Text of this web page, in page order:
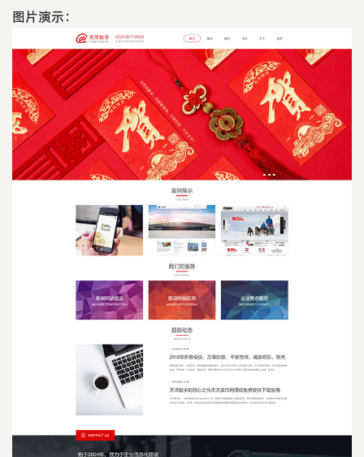
图片演示：